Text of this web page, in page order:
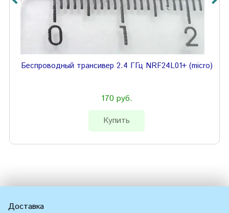
Беспроводный трансивер 2.4 ГГц NRF24L01+ (micro)
170 руб.
Купить
Доставка